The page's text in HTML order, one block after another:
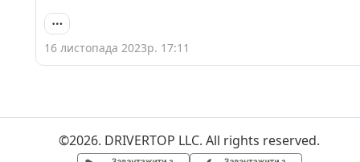
16 листопада 2023р. 17:11
©2026. DRIVERTOP LLC. All rights reserved.